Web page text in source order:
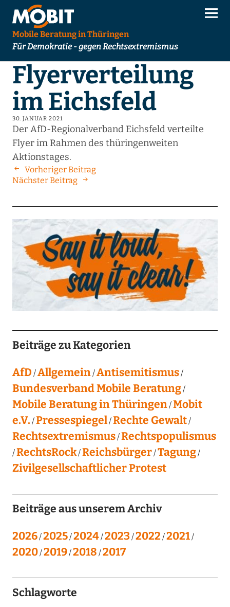
Mobile Beratung in Thüringen
Für Demokratie - gegen Rechtsextremismus
Flyerverteilung
im Eichsfeld
30. JANUAR 2021
Der AfD-Regionalverband Eichsfeld verteilte
Flyer im Rahmen des thüringenweiten
Aktionstages.
Vorheriger Beitrag
Nächster Beitrag
Beiträge zu Kategorien
AfD Allgemein Antisemitismus
Bundesverband Mobile Beratung
Mobile Beratung in Thüringen Mobit
e.V. Pressespiegel Rechte Gewalt
Rechtsextremismus Rechtspopulismus
RechtsRock Reichsbürger Tagung
Zivilgesellschaftlicher Protest
Beiträge aus unserem Archiv
2026 2025 2024 2023 2022 2021
2020 2019 2018 2017
Schlagworte